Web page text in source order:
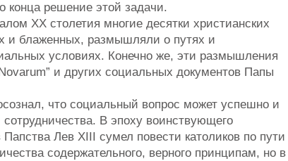
конца решение этой задачи.
XX столетия многие десятки христианских
и блаженных, размышляли о путях и
условиях. Конечно же, эти размышления
и других социальных документов Папы
что социальный вопрос может успешно и
В эпоху воинствующего
Лев XIII сумел повести католиков по пути
содержательного, верного принципам, но в